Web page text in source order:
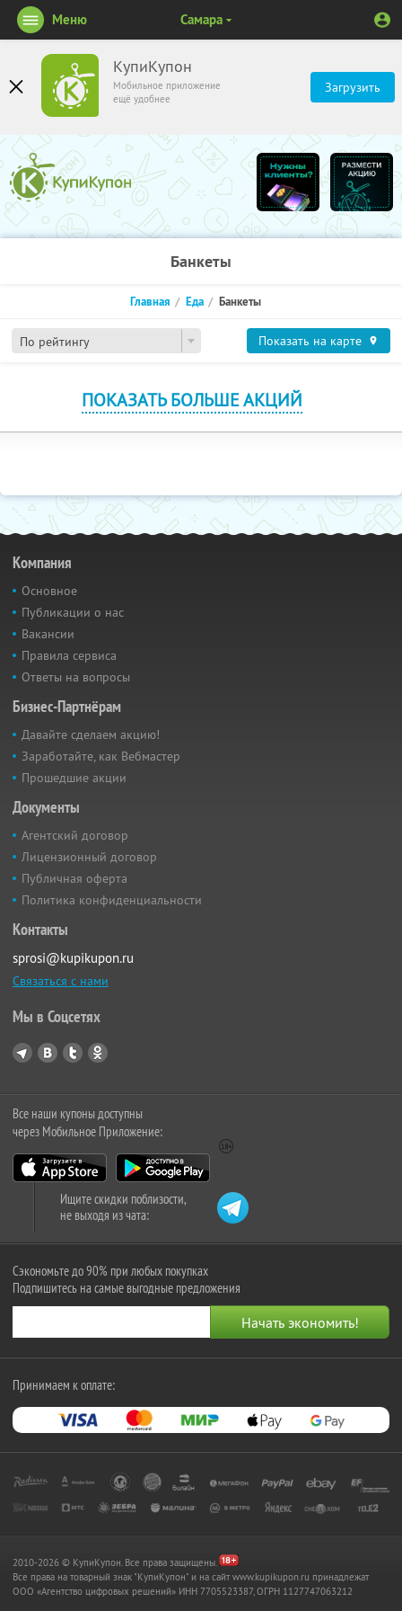
КупиКупон
Мобильное приложение
ещё удобнее
Загрузить
Меню Самара
Банкеты
По рейтингу
Главная Еда Банкеты
Показать на карте
ПОКАЗАТЬ БОЛЬШЕ АКЦИЙ
Компания
Основное
Публикации о нас
Вакансии
Правила сервиса
Ответы на вопросы
Бизнес-Партнёрам
Давайте сделаем акцию!
Заработайте, как Вебмастер
Прошедшие акции
Документы
Агентский договор
Лицензионный договор
Публичная оферта
Политика конфиденциальности
Контакты
sprosi@kupikupon.ru
Связаться с нами
Мы в Соцсетях
Все наши купоны доступны
через Мобильное Приложение:
Ищите скидки поблизости,
не выходя из чата:
Сэкономьте до 90% при любых покупках
Подпишитесь на самые выгодные предложения
Принимаем к оплате:
2010-2026 © КупиКупон. Все права защищены.
Все права на товарный знак "КупиКупон" и на сайт www.kupikupon.ru принадлежат
OOO «Агентство цифровых решений» ИНН 7705523387, ОГРН 1127747063212